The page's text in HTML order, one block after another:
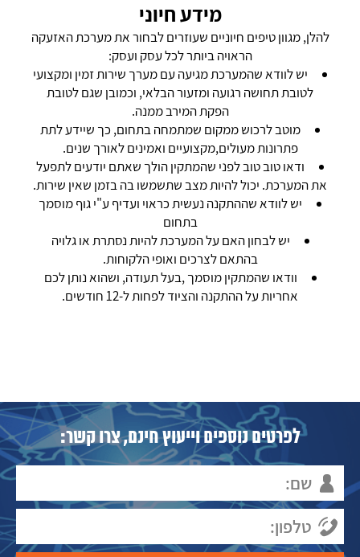
מידע חיוני
להלן, מגוון טיפים חיוניים שעוזרים לבחור את מערכת האזעקה
הראויה ביותר לכל עסק ועסק:
יש לוודא שהמערכת מגיעה עם מערך שירות זמין ומקצועי
לטובת תחושה רגועה ומזעור הבלאי, וכמובן שגם לטובת
הפקת המירב ממנה.
מוטב לרכוש ממקום שמתמחה בתחום, כך שיידע לתת
פתרונות מעולים,מקצועיים ואמינים לאורך שנים.
ודאו טוב טוב לפני שהמתקין הולך שאתם יודעים לתפעל
את המערכת. יכול להיות מצב שתשמשו בה בזמן שאין שירות.
יש לוודא שההתקנה נעשית כראוי ועדיף ע"י גוף מוסמך
בתחום
יש לבחון האם על המערכת להיות נסתרת או גלויה
בהתאם לצרכים ואופי הלקוחות.
וודאו שהמתקין מוסמך ,בעל תעודה, ושהוא נותן לכם
אחריות על ההתקנה והציוד לפחות ל-12 חודשים.
לפרטים נוספים וייעוץ חינם, צרו קשר: